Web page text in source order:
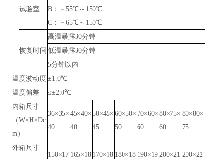
试验室
B：－55℃～150℃
C：－65℃～150℃
恢复时间
高温暴露30分钟
低温暴露30分钟
5分钟以内
温度波动度 ±1.0℃
温度偏差
≤±2.0℃
内箱尺寸
（W×H×Dc
m）
36×35×
40
45×40×
40
50×45×
45
60×50×
50
70×60×
60
80×75×
60
80×80×
75
外箱尺寸
150×17 165×18 170×18 180×18 190×19 200×21 200×22